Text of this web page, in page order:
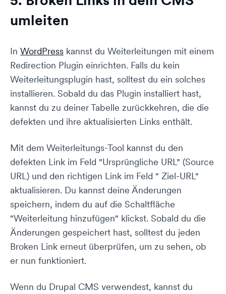
umleiten
In WordPress kannst du Weiterleitungen mit einem
Redirection Plugin einrichten. Falls du kein
Weiterleitungsplugin hast, solltest du ein solches
installieren. Sobald du das Plugin installiert hast,
kannst du zu deiner Tabelle zurückkehren, die die
defekten und ihre aktualisierten Links enthält.
Mit dem Weiterleitungs-Tool kannst du den
defekten Link im Feld "Ursprüngliche URL" (Source
URL) und den richtigen Link im Feld " Ziel-URL"
aktualisieren. Du kannst deine Änderungen
speichern, indem du auf die Schaltfläche
"Weiterleitung hinzufügen" klickst. Sobald du die
Änderungen gespeichert hast, solltest du jeden
Broken Link erneut überprüfen, um zu sehen, ob
er nun funktioniert.
Wenn du Drupal CMS verwendest, kannst du